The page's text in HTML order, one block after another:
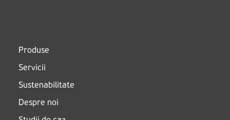
Produse
Servicii
Sustenabilitate
Despre noi